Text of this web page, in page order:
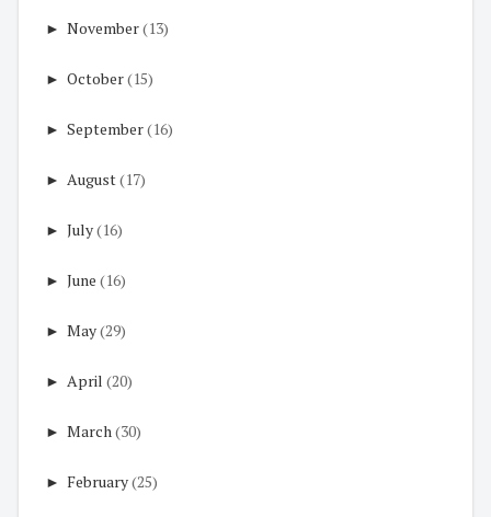
► November(13)
► October(15)
► September(16)
► August(17)
► July(16)
► June (16)
► May(29)
► April (20)
► March(30)
► February(25)